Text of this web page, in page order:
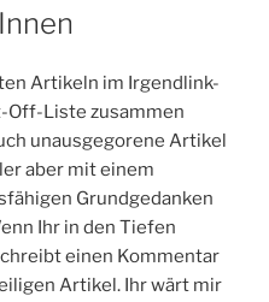
Artikeln im Irgendlink-
Off-Liste zusammen
unausgegorene Artikel
aber mit einem
Grundgedanken
Ihr in den Tiefen
einen Kommentar
Artikel. Ihr wärt mir